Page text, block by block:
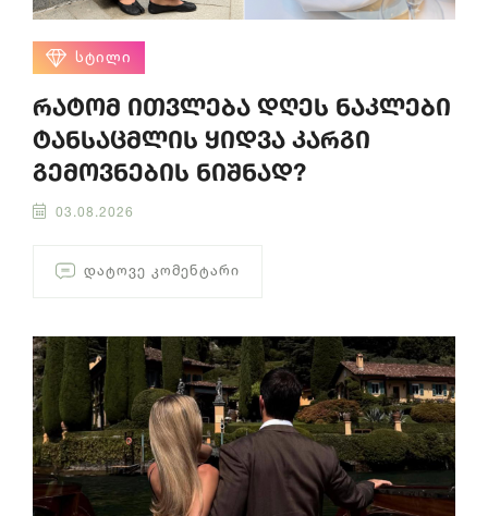
ᲡᲢᲘᲚᲘ
რატომ ითვლება დღეს ნაკლები
ტანსაცმლის ყიდვა კარგი
გემოვნების ნიშნად?
03.08.2026
ᲓᲐᲢᲝᲕᲔ ᲙᲝᲛᲔᲜᲢᲐᲠᲘ